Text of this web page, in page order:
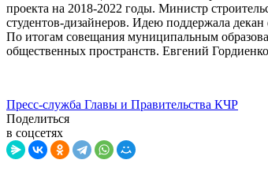
проекта на 2018-2022 годы. Министр
студентов-дизайнеров. Идею поддержала
По итогам совещания муниципальным
общественных пространств. Евгений
Пресс-служба Главы и Правительства КЧР
Поделиться
в соцсетях